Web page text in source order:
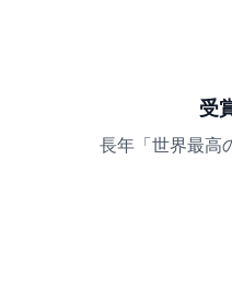
受
長年「世界最高